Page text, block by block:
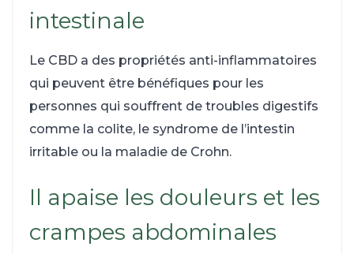
intestinale
Le CBD a des propriétés anti-inflammatoires
qui peuvent être bénéfiques pour les
personnes qui souffrent de troubles digestifs
comme la colite, le syndrome de l’intestin
irritable ou la maladie de Crohn.
Il apaise les douleurs et les
crampes abdominales